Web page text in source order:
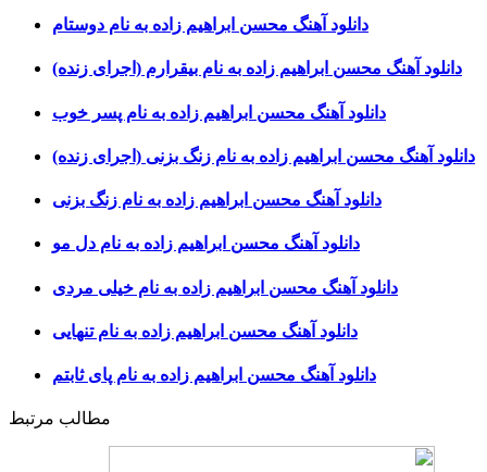
دانلود آهنگ محسن ابراهیم زاده به نام دوستام
دانلود آهنگ محسن ابراهیم زاده به نام بیقرارم (اجرای زنده)
دانلود آهنگ محسن ابراهیم زاده به نام پسر خوب
دانلود آهنگ محسن ابراهیم زاده به نام زنگ بزنی (اجرای زنده)
دانلود آهنگ محسن ابراهیم زاده به نام زنگ بزنی
دانلود آهنگ محسن ابراهیم زاده به نام دل مو
دانلود آهنگ محسن ابراهیم زاده به نام خیلی مردی
دانلود آهنگ محسن ابراهیم زاده به نام تنهایی
دانلود آهنگ محسن ابراهیم زاده به نام پای ثابتم
مطالب مرتبط